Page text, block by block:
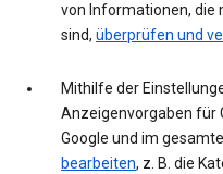
von Informationen, die
sind, überprüfen und
Mithilfe der
Anzeigenvorgaben für
Google und im
bearbeiten, z. B. die